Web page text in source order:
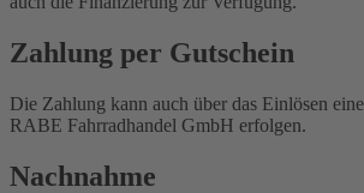
Zahlung per Gutschein
Die Zahlung kann auch über das Einlösen
RABE Fahrradhandel GmbH erfolgen.
Nachnahme